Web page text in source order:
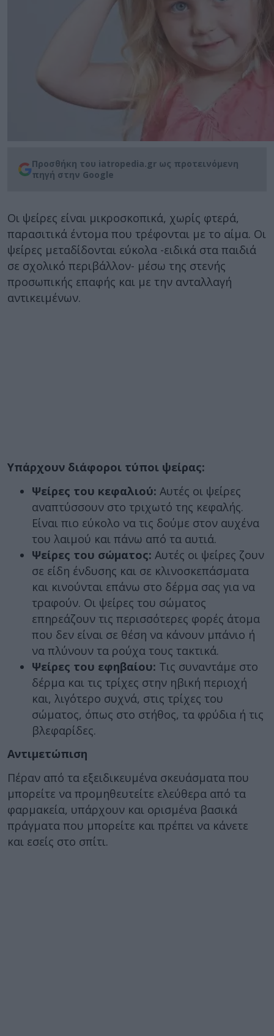
Προσθήκη του iatropedia.gr ως προτεινόμενη
πηγή στην Google
Οι ψείρες είναι μικροσκοπικά, χωρίς φτερά,
παρασιτικά έντομα που τρέφονται με το αίμα. Οι
ψείρες μεταδίδονται εύκολα -ειδικά στα παιδιά
σε σχολικό περιβάλλον- μέσω της στενής
προσωπικής επαφής και με την ανταλλαγή
αντικειμένων.
Υπάρχουν διάφοροι τύποι ψείρας:
Ψείρες του κεφαλιού: Αυτές οι ψείρες
αναπτύσσουν στο τριχωτό της κεφαλής.
Είναι πιο εύκολο να τις δούμε στον αυχένα
του λαιμού και πάνω από τα αυτιά.
Ψείρες του σώματος: Αυτές οι ψείρες ζουν
σε είδη ένδυσης και σε κλινοσκεπάσματα
και κινούνται επάνω στο δέρμα σας για να
τραφούν. Οι ψείρες του σώματος
επηρεάζουν τις περισσότερες φορές άτομα
που δεν είναι σε θέση να κάνουν μπάνιο ή
να πλύνουν τα ρούχα τους τακτικά.
Ψείρες του εφηβαίου: Τις συναντάμε στο
δέρμα και τις τρίχες στην ηβική περιοχή
και, λιγότερο συχνά, στις τρίχες του
σώματος, όπως στο στήθος, τα φρύδια ή τις
βλεφαρίδες.
Αντιμετώπιση
Πέραν από τα εξειδικευμένα σκευάσματα που
μπορείτε να προμηθευτείτε ελεύθερα από τα
φαρμακεία, υπάρχουν και ορισμένα βασικά
πράγματα που μπορείτε και πρέπει να κάνετε
και εσείς στο σπίτι.